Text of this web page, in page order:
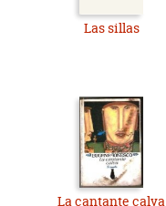
Las sillas
La cantante calva